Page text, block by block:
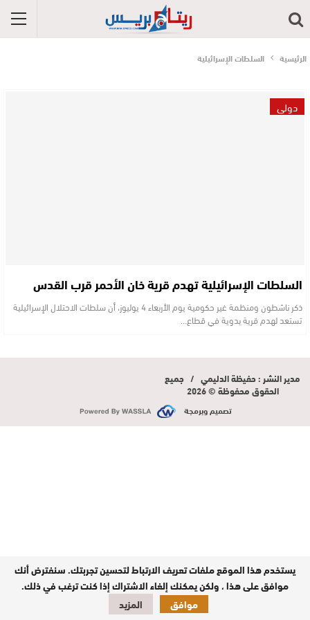
الرئيسية السلطات الإسرائيلية
دولي
السلطات الإسرائيلية تهدم قرية خان الأحمر قرب القدس
ذكر ناشطون ومنظمة غير حكومية يوم الأربعاء 4 يوليوز، أن سلطات الاحتلال الإسرائيلية
تستعد لهدم قرية بدوية في قطاع…
مدير النشر : حفيظة الدليمي / جميع
الحقوق محفوظة © 2026
تصميم وبرمجة
يستخدم هذا الموقع ملفات تعريف الارتباط لتحسين تجربتك. سنفترض أنك
موافق على هذا ، ولكن يمكنك إلغاء الاشتراك إذا كنت ترغب في ذلك.
موافق
المزيد